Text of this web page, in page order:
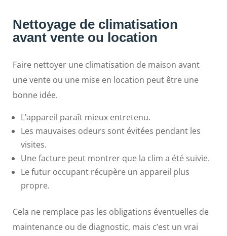
Nettoyage de climatisation
avant vente ou location
Faire nettoyer une climatisation de maison avant
une vente ou une mise en location peut être une
bonne idée.
L’appareil paraît mieux entretenu.
Les mauvaises odeurs sont évitées pendant les
visites.
Une facture peut montrer que la clim a été suivie.
Le futur occupant récupère un appareil plus
propre.
Cela ne remplace pas les obligations éventuelles de
maintenance ou de diagnostic, mais c’est un vrai